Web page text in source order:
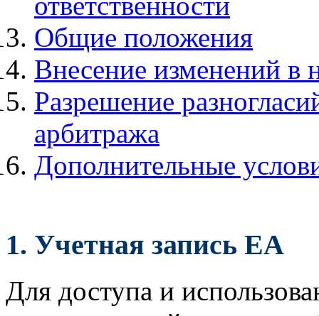
Общие положения
Внесение изменений в
Разрешение
арбитража
Дополнительные
1. Учетная запись EA
Для доступа и